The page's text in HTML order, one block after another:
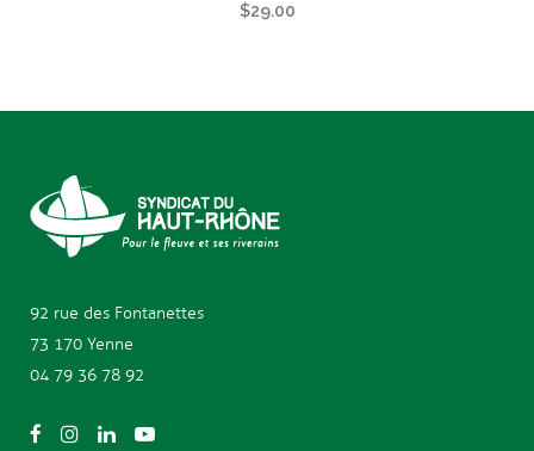
$29.00
92 rue des Fontanettes
73 170 Yenne
04 79 36 78 92